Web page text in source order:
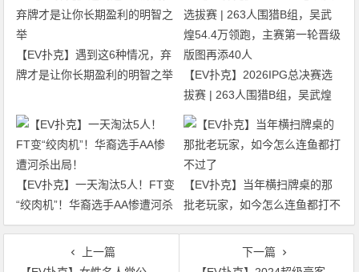
【EV扑克】遇到这6种情况，弃
牌才是让你长期盈利的明智之举
【EV扑克】2026IPG总决赛选
拔赛 | 263人围猎B组，吴武煌
54.4万领跑，主赛第一轮晋级版
【EV扑克】一天淘汰5人！FT变
“绞肉机”！华裔选手AA惨遭河杀
出局！
【EV扑克】当年横扫牌桌的那
批老玩家，如今怎么连鱼都打不
过了
上一篇
下一篇